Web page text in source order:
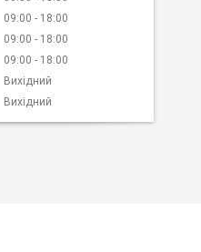
09:00
18:00
09:00
18:00
09:00
18:00
Вихідний
Вихідний